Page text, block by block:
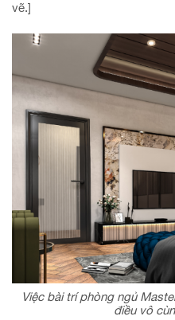
vẽ.]
Việc bài trí phòng ngủ
điều vô